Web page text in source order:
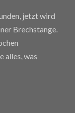
jetzt wird
Brechstange.
alles, was